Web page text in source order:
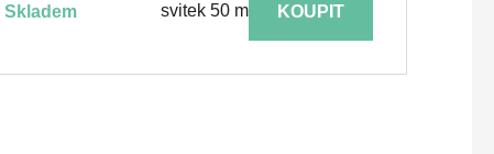
skladem svitek 50 m KOUPIT